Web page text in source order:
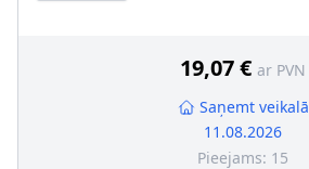
leņķa regulēšanas motora
Nesatur SVHC vielas!
pāra artikulu numuri: 3776944
19,07 € ar PVN
Saņemt veikalā
11.08.2026
Pieejams: 15